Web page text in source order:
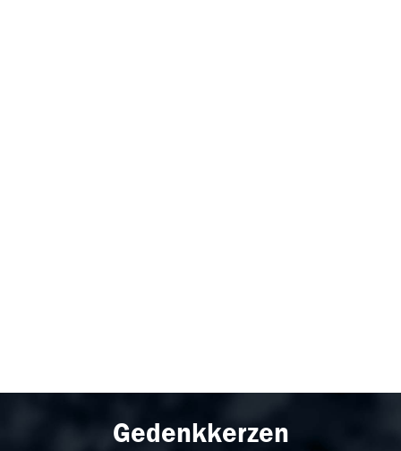
Gedenkkerzen